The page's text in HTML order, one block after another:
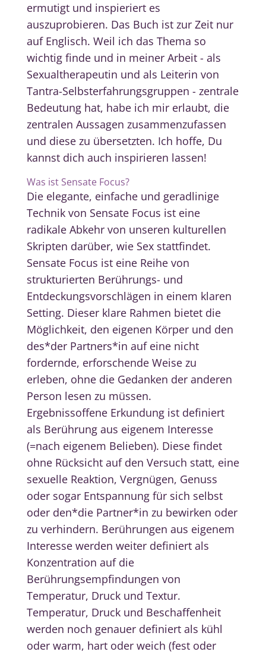
ermutigt und inspieriert es
auszuprobieren. Das Buch ist zur Zeit nur
auf Englisch. Weil ich das Thema so
wichtig finde und in meiner Arbeit - als
Sexualtherapeutin und als Leiterin von
Tantra-Selbsterfahrungsgruppen - zentrale
Bedeutung hat, habe ich mir erlaubt, die
zentralen Aussagen zusammenzufassen
und diese zu übersetzten. Ich hoffe, Du
kannst dich auch inspirieren lassen!
Was ist Sensate Focus?
Die elegante, einfache und geradlinige
Technik von Sensate Focus ist eine
radikale Abkehr von unseren kulturellen
Skripten darüber, wie Sex stattfindet.
Sensate Focus ist eine Reihe von
strukturierten Berührungs- und
Entdeckungsvorschlägen in einem klaren
Setting. Dieser klare Rahmen bietet die
Möglichkeit, den eigenen Körper und den
des*der Partners*in auf eine nicht
fordernde, erforschende Weise zu
erleben, ohne die Gedanken der anderen
Person lesen zu müssen.
Ergebnissoffene Erkundung ist definiert
als Berührung aus eigenem Interesse
(=nach eigenem Belieben). Diese findet
ohne Rücksicht auf den Versuch statt, eine
sexuelle Reaktion, Vergnügen, Genuss
oder sogar Entspannung für sich selbst
oder den*die Partner*in zu bewirken oder
zu verhindern. Berührungen aus eigenem
Interesse werden weiter definiert als
Konzentration auf die
Berührungsempfindungen von
Temperatur, Druck und Textur.
Temperatur, Druck und Beschaffenheit
werden noch genauer definiert als kühl
oder warm, hart oder weich (fest oder